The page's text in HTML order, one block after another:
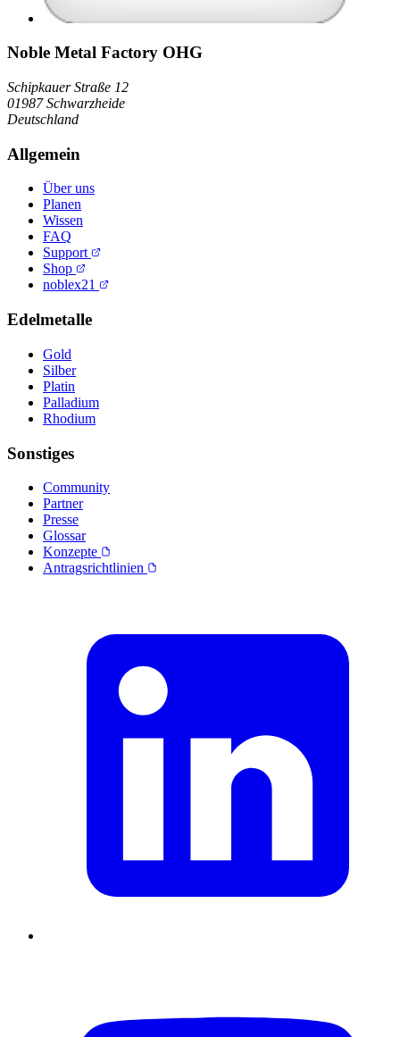
Noble Metal Factory OHG
Schipkauer Straße 12
01987 Schwarzheide
Deutschland
Allgemein
Über uns
Planen
Wissen
FAQ
Support
Shop
noblex21
Edelmetalle
Gold
Silber
Platin
Palladium
Rhodium
Sonstiges
Community
Partner
Presse
Glossar
Konzepte
Antragsrichtlinien